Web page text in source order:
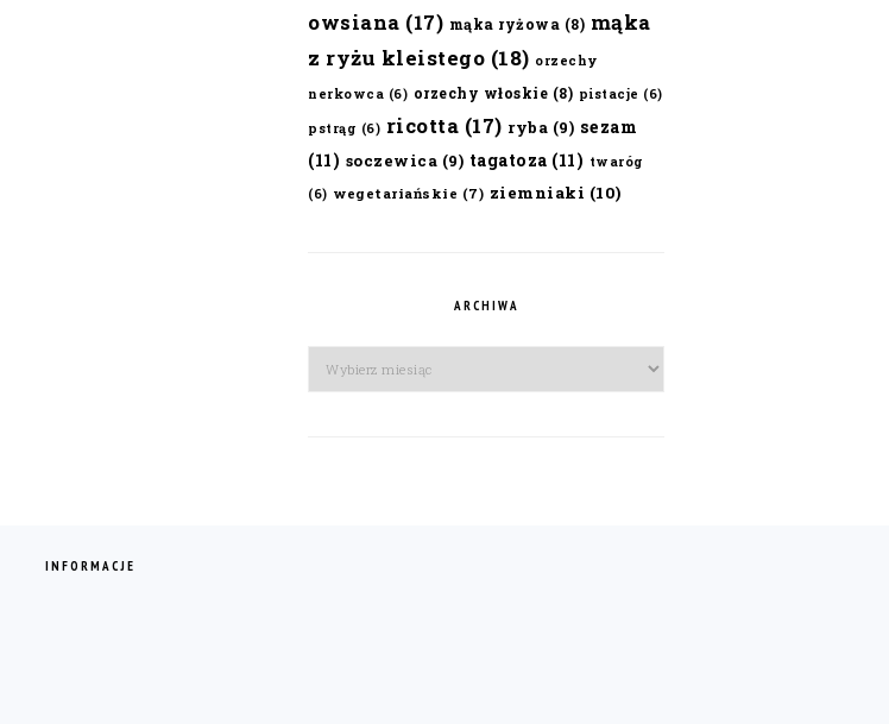
owsiana (17) mąka ryżowa (8) mąka
z ryżu kleistego (18) orzechy
nerkowca (6) orzechy włoskie (8) pistacje (6)
pstrąg (6) ricotta (17) ryba (9) sezam
(11) soczewica (9) tagatoza (11) twaróg
(6) wegetariańskie (7) ziemniaki (10)
ARCHIWA
Archiwa
INFORMACJE